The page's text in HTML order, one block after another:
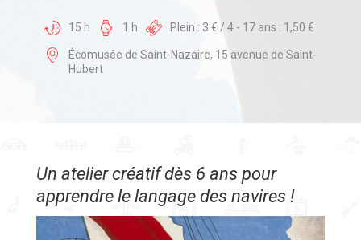
15 h 1 h Plein : 3 € / 4 - 17 ans : 1,50 €
Écomusée de Saint-Nazaire, 15 avenue de Saint-
Hubert
Un atelier créatif dès 6 ans pour
apprendre le langage des navires !